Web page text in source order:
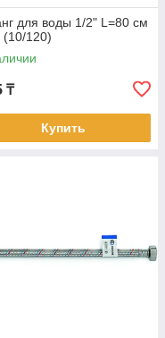
для воды 1/2" L=80 см
120)
₸
Купить